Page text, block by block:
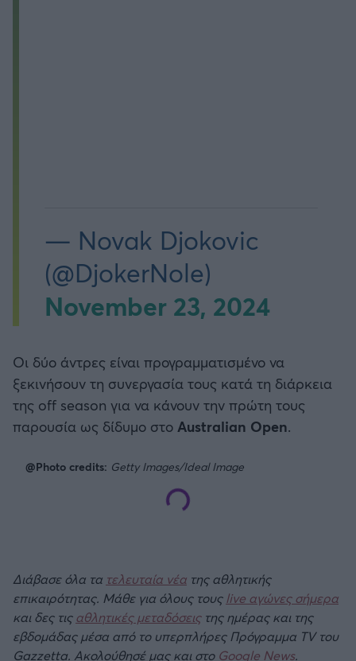
— Novak Djokovic
(@DjokerNole)
November 23, 2024
Οι δύο άντρες είναι προγραμματισμένο να
ξεκινήσουν τη συνεργασία τους κατά τη διάρκεια
της off season για να κάνουν την πρώτη τους
παρουσία ως δίδυμο στο Australian Open.
@Photo credits: Getty Images/Ideal Image
Διάβασε όλα τα τελευταία νέα της αθλητικής
επικαιρότητας. Μάθε για όλους τους live αγώνες σήμερα
και δες τιςαθλητικές μεταδόσειςτης ημέρας και της
εβδομάδας μέσα από το υπερπλήρες Πρόγραμμα TV του
Gazzetta. Ακολούθησέ μας και στο Google News.